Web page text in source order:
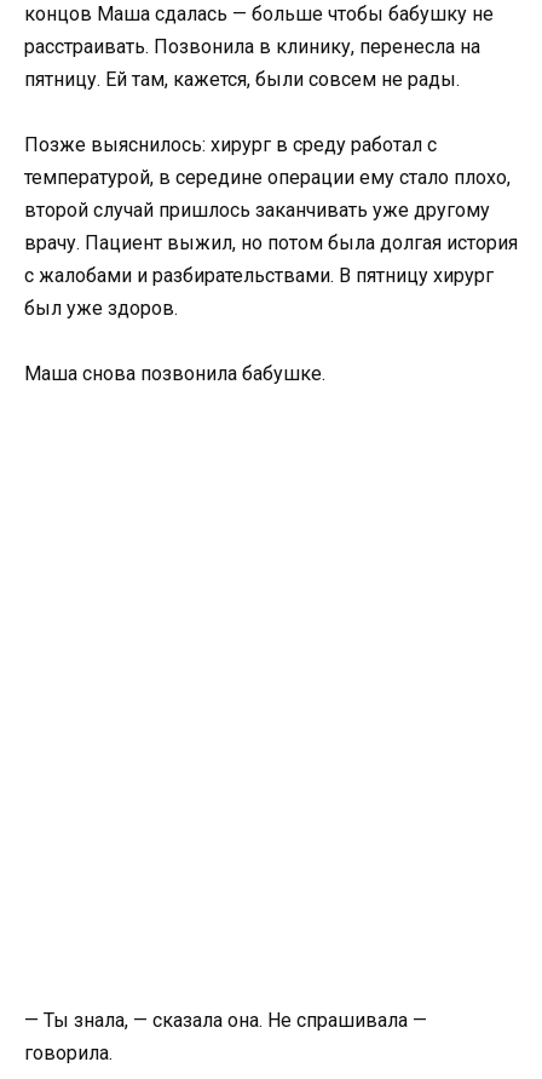
концов Маша сдалась — больше чтобы бабушку не
расстраивать. Позвонила в клинику, перенесла на
пятницу. Ей там, кажется, были совсем не рады.
Позже выяснилось: хирург в среду работал с
температурой, в середине операции ему стало плохо,
второй случай пришлось заканчивать уже другому
врачу. Пациент выжил, но потом была долгая история
с жалобами и разбирательствами. В пятницу хирург
был уже здоров.
Маша снова позвонила бабушке.
— Ты знала, — сказала она. Не спрашивала —
говорила.